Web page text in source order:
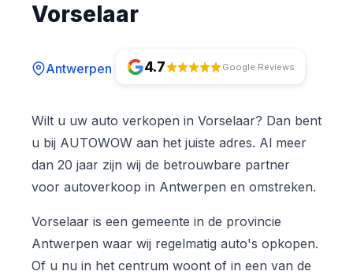
Vorselaar
Antwerpen 4.7 Google Reviews
Wilt u uw auto verkopen in Vorselaar? Dan bent
u bij AUTOWOW aan het juiste adres. Al meer
dan 20 jaar zijn wij de betrouwbare partner
voor autoverkoop in Antwerpen en omstreken.
Vorselaar is een gemeente in de provincie
Antwerpen waar wij regelmatig auto's opkopen.
Of u nu in het centrum woont of in een van de